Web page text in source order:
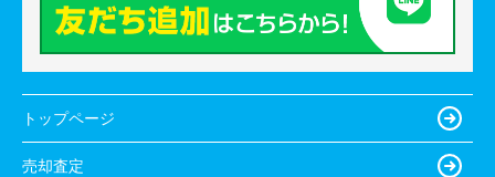
トップページ
売却査定